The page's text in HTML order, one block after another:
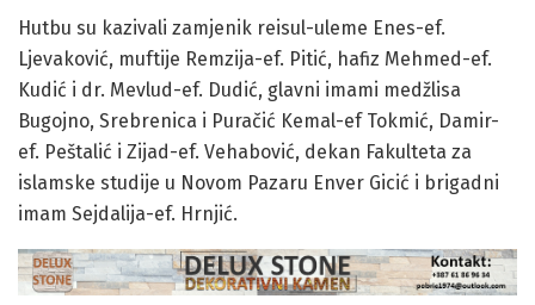
Hutbu su kazivali zamjenik reisul-uleme Enes-ef.
Ljevaković, muftije Remzija-ef. Pitić, hafiz Mehmed-ef.
Kudić i dr. Mevlud-ef. Dudić, glavni imami medžlisa
Bugojno, Srebrenica i Puračić Kemal-ef Tokmić, Damir-
ef. Peštalić i Zijad-ef. Vehabović, dekan Fakulteta za
islamske studije u Novom Pazaru Enver Gicić i brigadni
imam Sejdalija-ef. Hrnjić.